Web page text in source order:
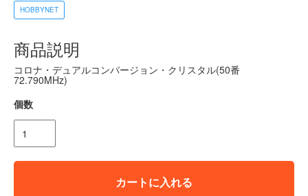
HOBBYNET
商品説明
コロナ・デュアルコンバージョン・クリスタル(50番
72.790MHz)
個数
カートに入れる